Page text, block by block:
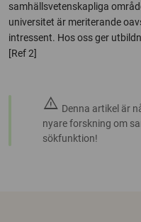
samhällsvetenskapliga
universitet är meriterande
intressent. Hos oss ger
[Ref 2]
warning Denna artikel är
nyare forskning om
sökfunktion!